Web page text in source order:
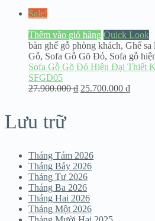
Sale!
Thêm vào giỏ hàng Quick Look
bàn ghế gỗ phòng khách, Ghế sa
Gỗ, Sofa Gỗ Gõ Đỏ, Sofa gỗ
Sofa Gỗ Gõ Đỏ Hiện Đại Thiết
SFGD05
27.900.000₫ 25.700.000 ₫
Lưu trữ
Tháng Tám 2026
Tháng Bảy 2026
Tháng Tư 2026
Tháng Ba 2026
Tháng Hai 2026
Tháng Một 2026